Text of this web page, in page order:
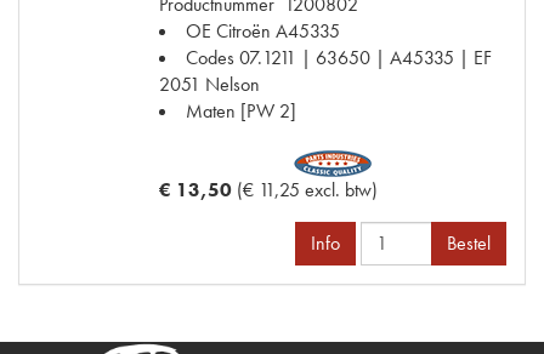
OE Citroën A45335
Codes07.1211 | 63650 | A45335 | EF
2051 Nelson
Maten [PW 2]
€ 13,50 (€ 11,25 excl. btw)
Info Bestel